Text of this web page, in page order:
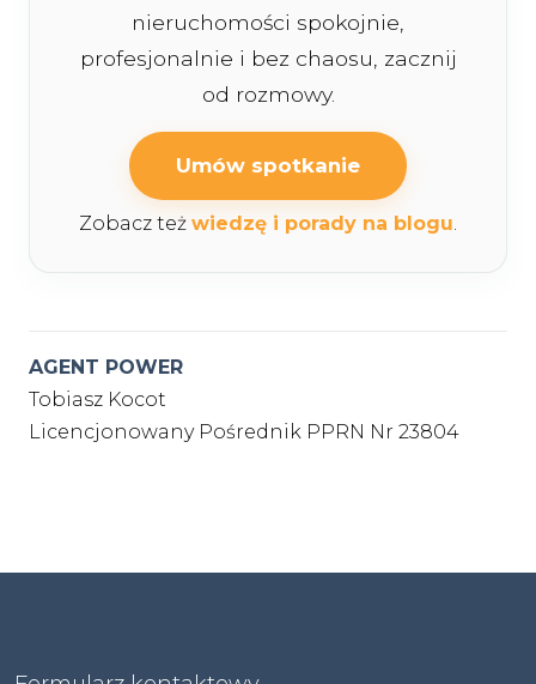
nieruchomości spokojnie,
profesjonalnie i bez chaosu, zacznij
od rozmowy.
Umów spotkanie
Zobacz też wiedzę i porady na blogu
AGENT POWER
Tobiasz Kocot
Licencjonowany Pośrednik PPRN Nr 23804